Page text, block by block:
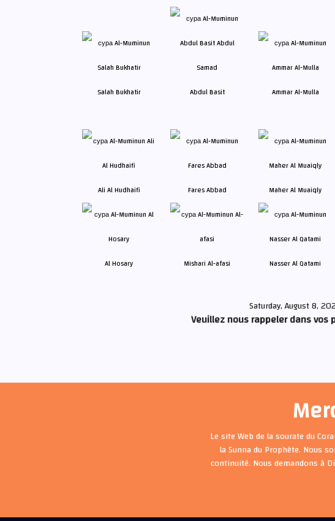
Salah Bukhatir Abdul Basit Ammar Al-Mulla
Ali Al Hudhaifi Fares Abbad Maher Al Muaiqly
Al Hosary Mishari Al-afasi Nasser Al Qatami
Saturday, August 8,
Veuillez nous rappeler dans vos
Le site Web de la sourate du
la Sunna du Prophète. Nous
continuité. Nous demandons à